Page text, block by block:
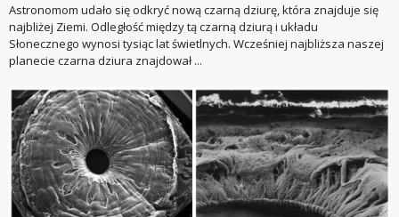
Astronomom udało się odkryć nową czarną dziurę, która znajduje się
najbliżej Ziemi. Odległość między tą czarną dziurą i układu
Słonecznego wynosi tysiąc lat świetlnych. Wcześniej najbliższa naszej
planecie czarna dziura znajdował ...